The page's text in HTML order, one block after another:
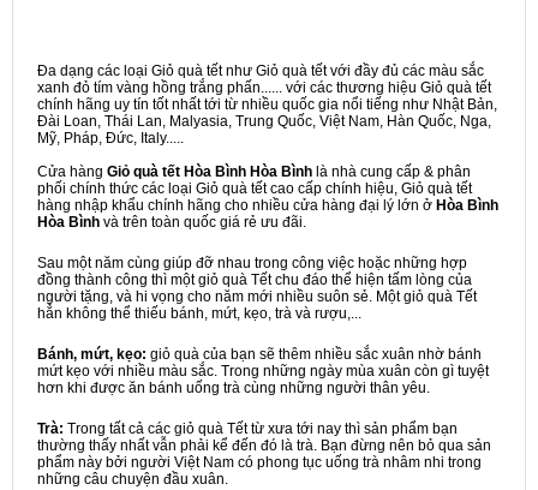
Đa dạng các loại Giỏ quà tết như Giỏ quà tết với đầy đủ các màu sắc
xanh đỏ tím vàng hồng trắng phấn...... với các thương hiệu Giỏ quà tết
chính hãng uy tín tốt nhất tới từ nhiều quốc gia nổi tiếng như Nhật Bản,
Đài Loan, Thái Lan, Malyasia, Trung Quốc, Việt Nam, Hàn Quốc, Nga,
Mỹ, Pháp, Đức, Italy.....
Cửa hàng Giỏ quà tết Hòa Bình Hòa Bình là nhà cung cấp & phân
phối chính thức các loại Giỏ quà tết cao cấp chính hiệu, Giỏ quà tết
hàng nhập khẩu chính hãng cho nhiều cửa hàng đại lý lớn ở Hòa Bình
Hòa Bình và trên toàn quốc giá rẻ ưu đãi.
Sau một năm cùng giúp đỡ nhau trong công việc hoặc những hợp
đồng thành công thì một giỏ quà Tết chu đáo thể hiện tấm lòng của
người tặng, và hi vọng cho năm mới nhiều suôn sẻ. Một giỏ quà Tết
hẳn không thể thiếu bánh, mứt, kẹo, trà và rượu,...
Bánh, mứt, kẹo: giỏ quà của bạn sẽ thêm nhiều sắc xuân nhờ bánh
mứt kẹo với nhiều màu sắc. Trong những ngày mùa xuân còn gì tuyệt
hơn khi được ăn bánh uống trà cùng những người thân yêu.
Trà: Trong tất cả các giỏ quà Tết từ xưa tới nay thì sản phẩm bạn
thường thấy nhất vẫn phải kể đến đó là trà. Bạn đừng nên bỏ qua sản
phẩm này bởi người Việt Nam có phong tục uống trà nhâm nhi trong
những câu chuyện đầu xuân.